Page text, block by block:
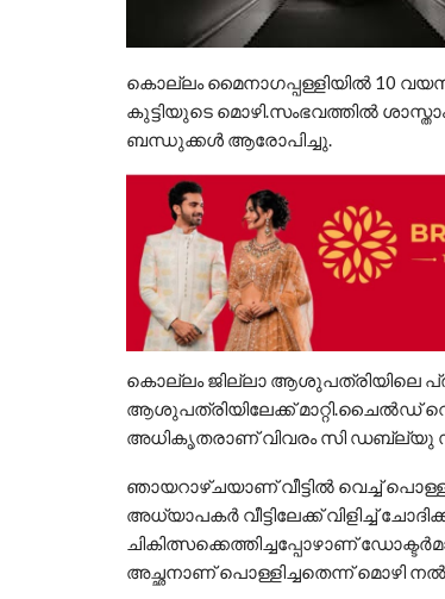
കൊല്ലം മൈനാഗപ്പള്ളിയിൽ 10
കുട്ടിയുടെ മൊഴി.സംഭവത്തിൽ
ബന്ധുക്കൾ ആരോപിച്ചു.
കൊല്ലം ജില്ലാ ആശുപത്രിയിലെ
ആശുപത്രിയിലേക്ക് മാറ്റി.ചൈൽഡ്
അധികൃതരാണ് വിവരം സി ഡബ്ല്യു സി
ഞായറാഴ്ചയാണ് വീട്ടില്‍ വെച്ച്
അധ്യാപകര്‍ വീട്ടിലേക്ക് വിളിച്ച്
ചികിത്സക്കെത്തിച്ചപ്പോഴാണ്
അച്ഛനാണ് പൊള്ളിച്ചതെന്ന് മൊഴി